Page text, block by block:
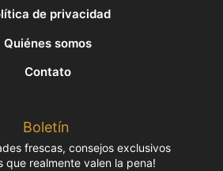
de privacidad
Quiénes somos
Contato
Boletín
frescas, consejos exclusivos
que realmente valen la pena!